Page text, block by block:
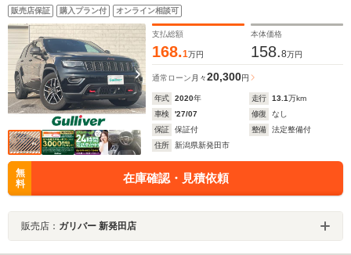
ズコントロール ドライブレコーダー ステアリングスイッ
チ シートヒーター エアシート 革巻きステアリング 純正
アルミホイール
販売店保証 購入プラン付 オンライン相談可
支払総額
168.1万円
本体価格
158.8万円
通常ローン 月々20,300円
年式 2020年 走行 13.1万km
車検
'27/07 修復
なし
保証
保証付 整備
法定整備付
住所
新潟県新発田市
無
料
在庫確認・見積依頼
販売店： ガリバー 新発田店